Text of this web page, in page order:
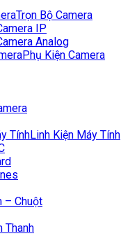
Trọn Bộ Camera
IP
Analog
Phụ Kiện Camera
Linh Kiện Máy Tính
– Chuột
Thanh